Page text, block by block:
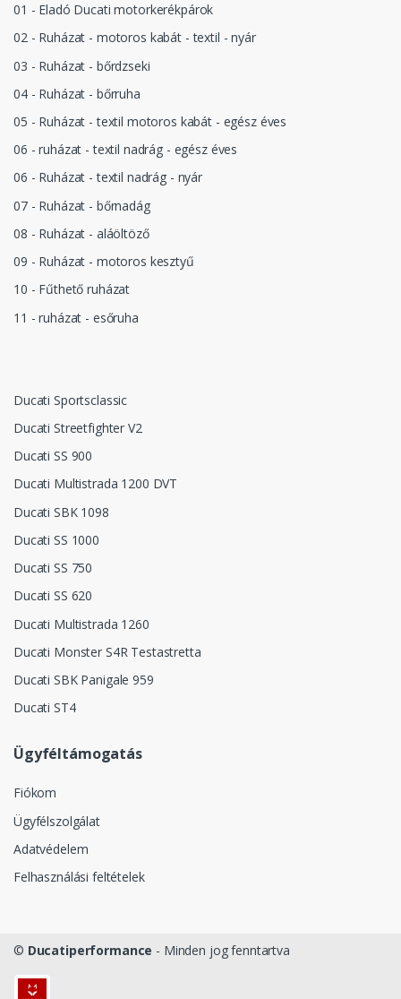
01 - Eladó Ducati motorkerékpárok
02 - Ruházat - motoros kabát - textil - nyár
03 - Ruházat - bőrdzseki
04 - Ruházat - bőrruha
05 - Ruházat - textil motoros kabát - egész éves
06 - ruházat - textil nadrág - egész éves
06 - Ruházat - textil nadrág - nyár
07 - Ruházat - bőrnadág
08 - Ruházat - aláöltöző
09 - Ruházat - motoros kesztyű
10 - Fűthető ruházat
11 - ruházat - esőruha
Ducati Sportsclassic
Ducati Streetfighter V2
Ducati SS 900
Ducati Multistrada 1200 DVT
Ducati SBK 1098
Ducati SS 1000
Ducati SS 750
Ducati SS 620
Ducati Multistrada 1260
Ducati Monster S4R Testastretta
Ducati SBK Panigale 959
Ducati ST4
Ügyféltámogatás
Fiókom
Ügyfélszolgálat
Adatvédelem
Felhasználási feltételek
© Ducatiperformance - Minden jog fenntartva